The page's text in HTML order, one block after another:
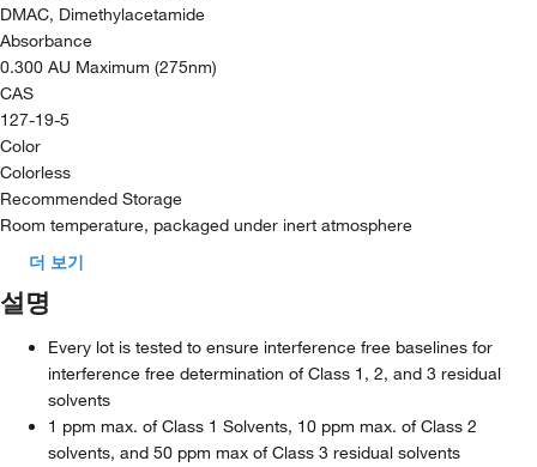
DMAC, Dimethylacetamide
Absorbance
0.300 AU Maximum (275nm)
CAS
127-19-5
Color
Colorless
Recommended Storage
Room temperature, packaged under inert atmosphere
더 보기
설명
Every lot is tested to ensure interference free baselines for
interference free determination of Class 1, 2, and 3 residual
solvents
1 ppm max. of Class 1 Solvents, 10 ppm max. of Class 2
solvents, and 50 ppm max of Class 3 residual solvents